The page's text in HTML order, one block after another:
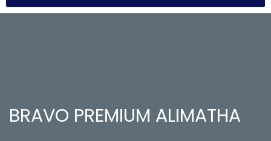
BRAVO PREMIUM ALIMATHA